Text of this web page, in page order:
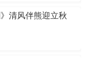
》清风伴熊迎立秋